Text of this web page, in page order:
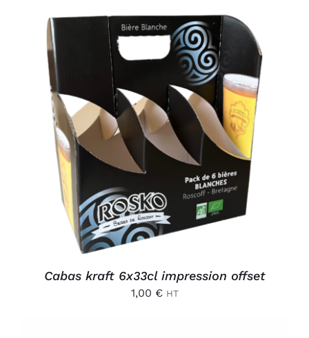
AJOUTER AU PANIER
DÉTAILS
Cabas kraft 6x33cl impression offset
1,00 € HT